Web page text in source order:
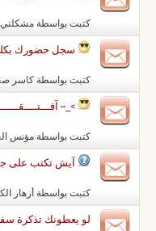
كتبت بواسطة مشكلتي
سجل حضورك
كتبت بواسطة كاسر
>_~
كتبت بواسطة مؤنس
آيش تكتب على
كتبت بواسطة أزهار
لو يعطونك تذكرة